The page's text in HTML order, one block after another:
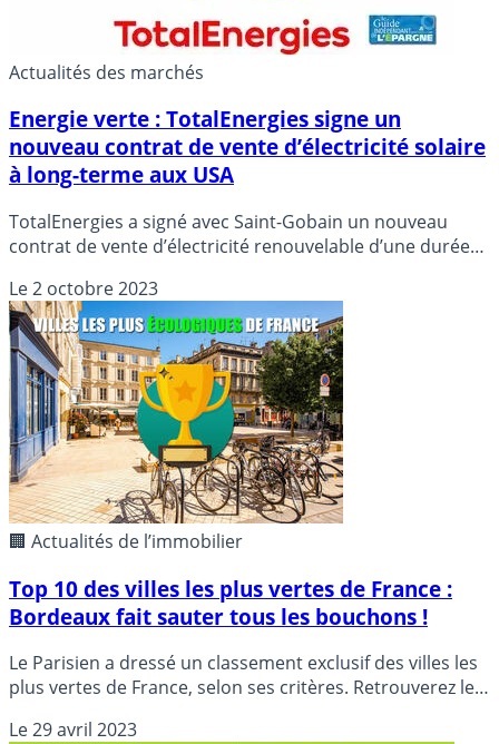
Actualités des marchés
Energie verte : TotalEnergies signe un
nouveau contrat de vente d’électricité solaire
à long-terme aux USA
TotalEnergies a signé avec Saint-Gobain un nouveau
contrat de vente d’électricité renouvelable d’une durée
Le2 octobre 2023
🏢 Actualités de l’immobilier
Top 10 des villes les plus vertes de France :
Bordeaux fait sauter tous les bouchons !
Le Parisien a dressé un classement exclusif des villes les
plus vertes de France, selon ses critères. Retrouverez le
Le29 avril 2023